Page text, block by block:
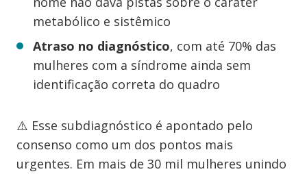
metabólico e sistêmico
Atraso no diagnóstico, com até 70% das
mulheres com a síndrome ainda sem
identificação correta do quadro
⚠️ Esse subdiagnóstico é apontado pelo
consenso como um dos pontos mais
urgentes. Em mais de 30 mil mulheres unindo